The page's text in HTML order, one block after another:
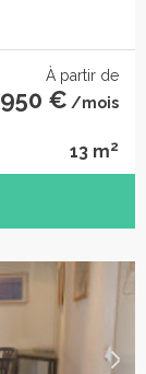
À partir de
950 € /mois
13 m2